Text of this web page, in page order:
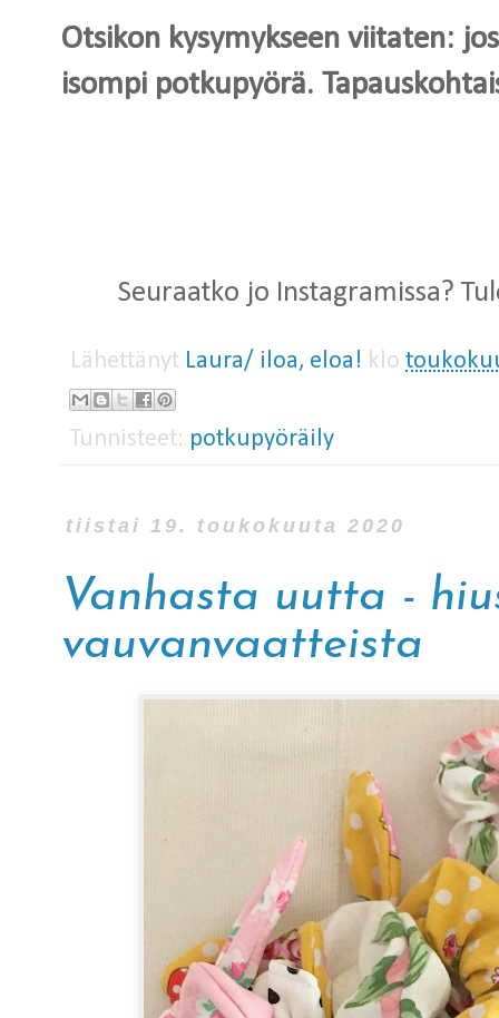
Otsikon kysymykseen viitaten:
isompi potkupyörä.
Seuraatko jo Instagramissa?
Lähettänyt Laura/ iloa, eloa! klo
Tunnisteet: potkupyöräily
tiistai 19. toukokuuta 2020
Vanhasta uutta -
vauvanvaatteista